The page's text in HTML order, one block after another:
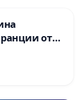
от
че ще се